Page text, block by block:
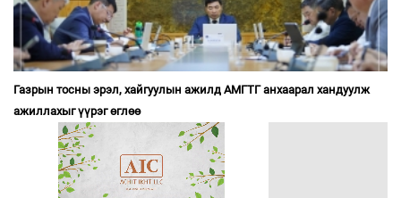
Газрын тосны эрэл, хайгуулын ажилд АМГТГ анхаарал хандуулж
ажиллахыг үүрэг өглөө